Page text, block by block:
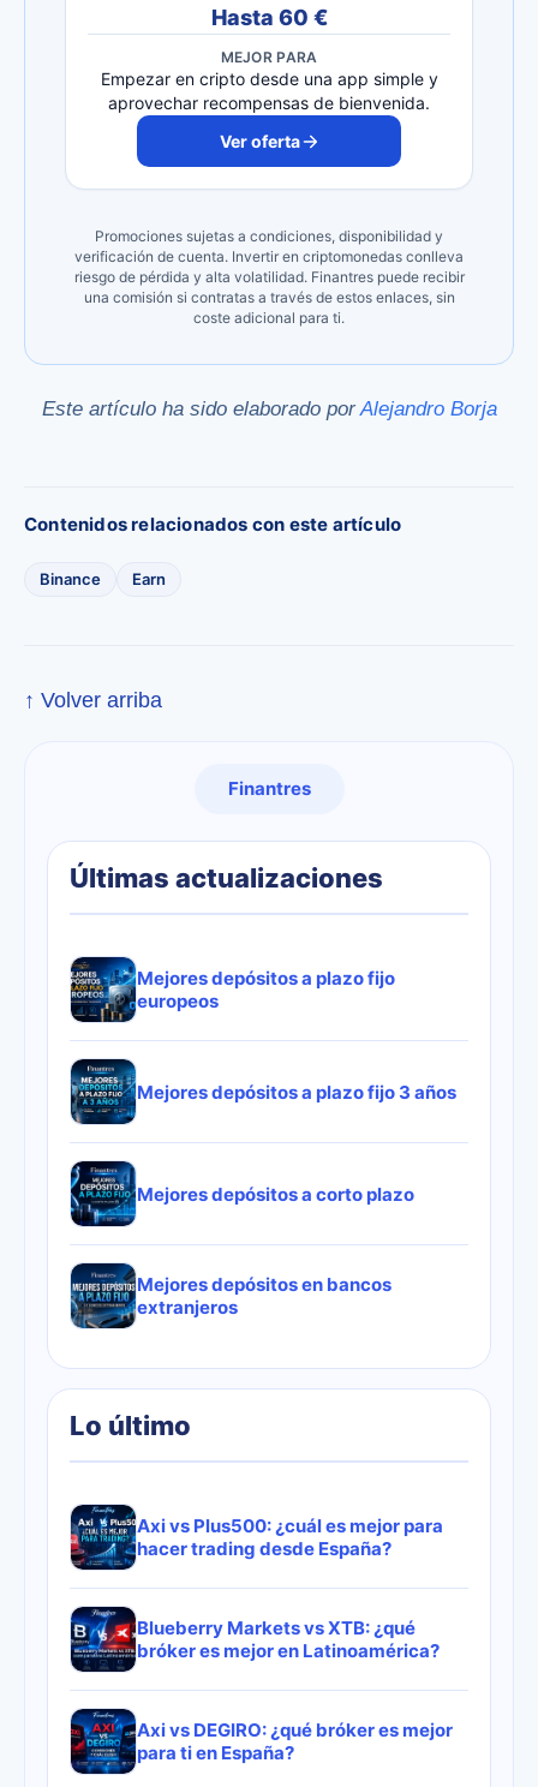
Hasta 60 €
MEJOR PARA
Empezar en cripto desde una app simple y
aprovechar recompensas de bienvenida.
Ver oferta
Promociones sujetas a condiciones, disponibilidad y
verificación de cuenta. Invertir en criptomonedas conlleva
riesgo de pérdida y alta volatilidad. Finantres puede recibir
una comisión si contratas a través de estos enlaces, sin
coste adicional para ti.
Este artículo ha sido elaborado porAlejandro Borja
Contenidos relacionados con este artículo
Binance Earn
↑ Volver arriba
Finantres
Últimas actualizaciones
Mejores depósitos a plazo fijo
europeos
Mejores depósitos a plazo fijo 3 años
Mejores depósitos a corto plazo
Mejores depósitos en bancos
extranjeros
Lo último
Axi vs Plus500: ¿cuál es mejor para
hacer trading desde España?
Blueberry Markets vs XTB: ¿qué
bróker es mejor en Latinoamérica?
Axi vs DEGIRO: ¿qué bróker es mejor
para ti en España?